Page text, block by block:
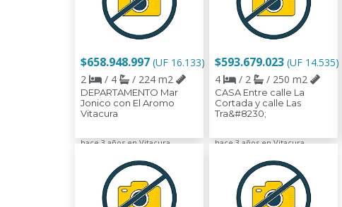
$658.948.997 (UF 16.133)
2
/ 4 / 224 m2
DEPARTAMENTO Mar
Jonico con El Aromo
Vitacura
hace 3 años en Vitacura
$593.679.023 (UF 14.535)
4
/ 2 / 250 m2
CASA Entre calle La
Cortada y calle Las
Tra&#8230;
hace 3 años en Vitacura